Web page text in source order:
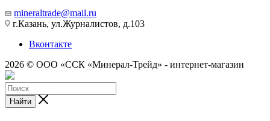
mineraltrade@mail.ru
г.Казань, ул.Журналистов, д.103
Вконтакте
2026 © ООО «ССК «Минерал-Трейд» - интернет-магазин
Найти